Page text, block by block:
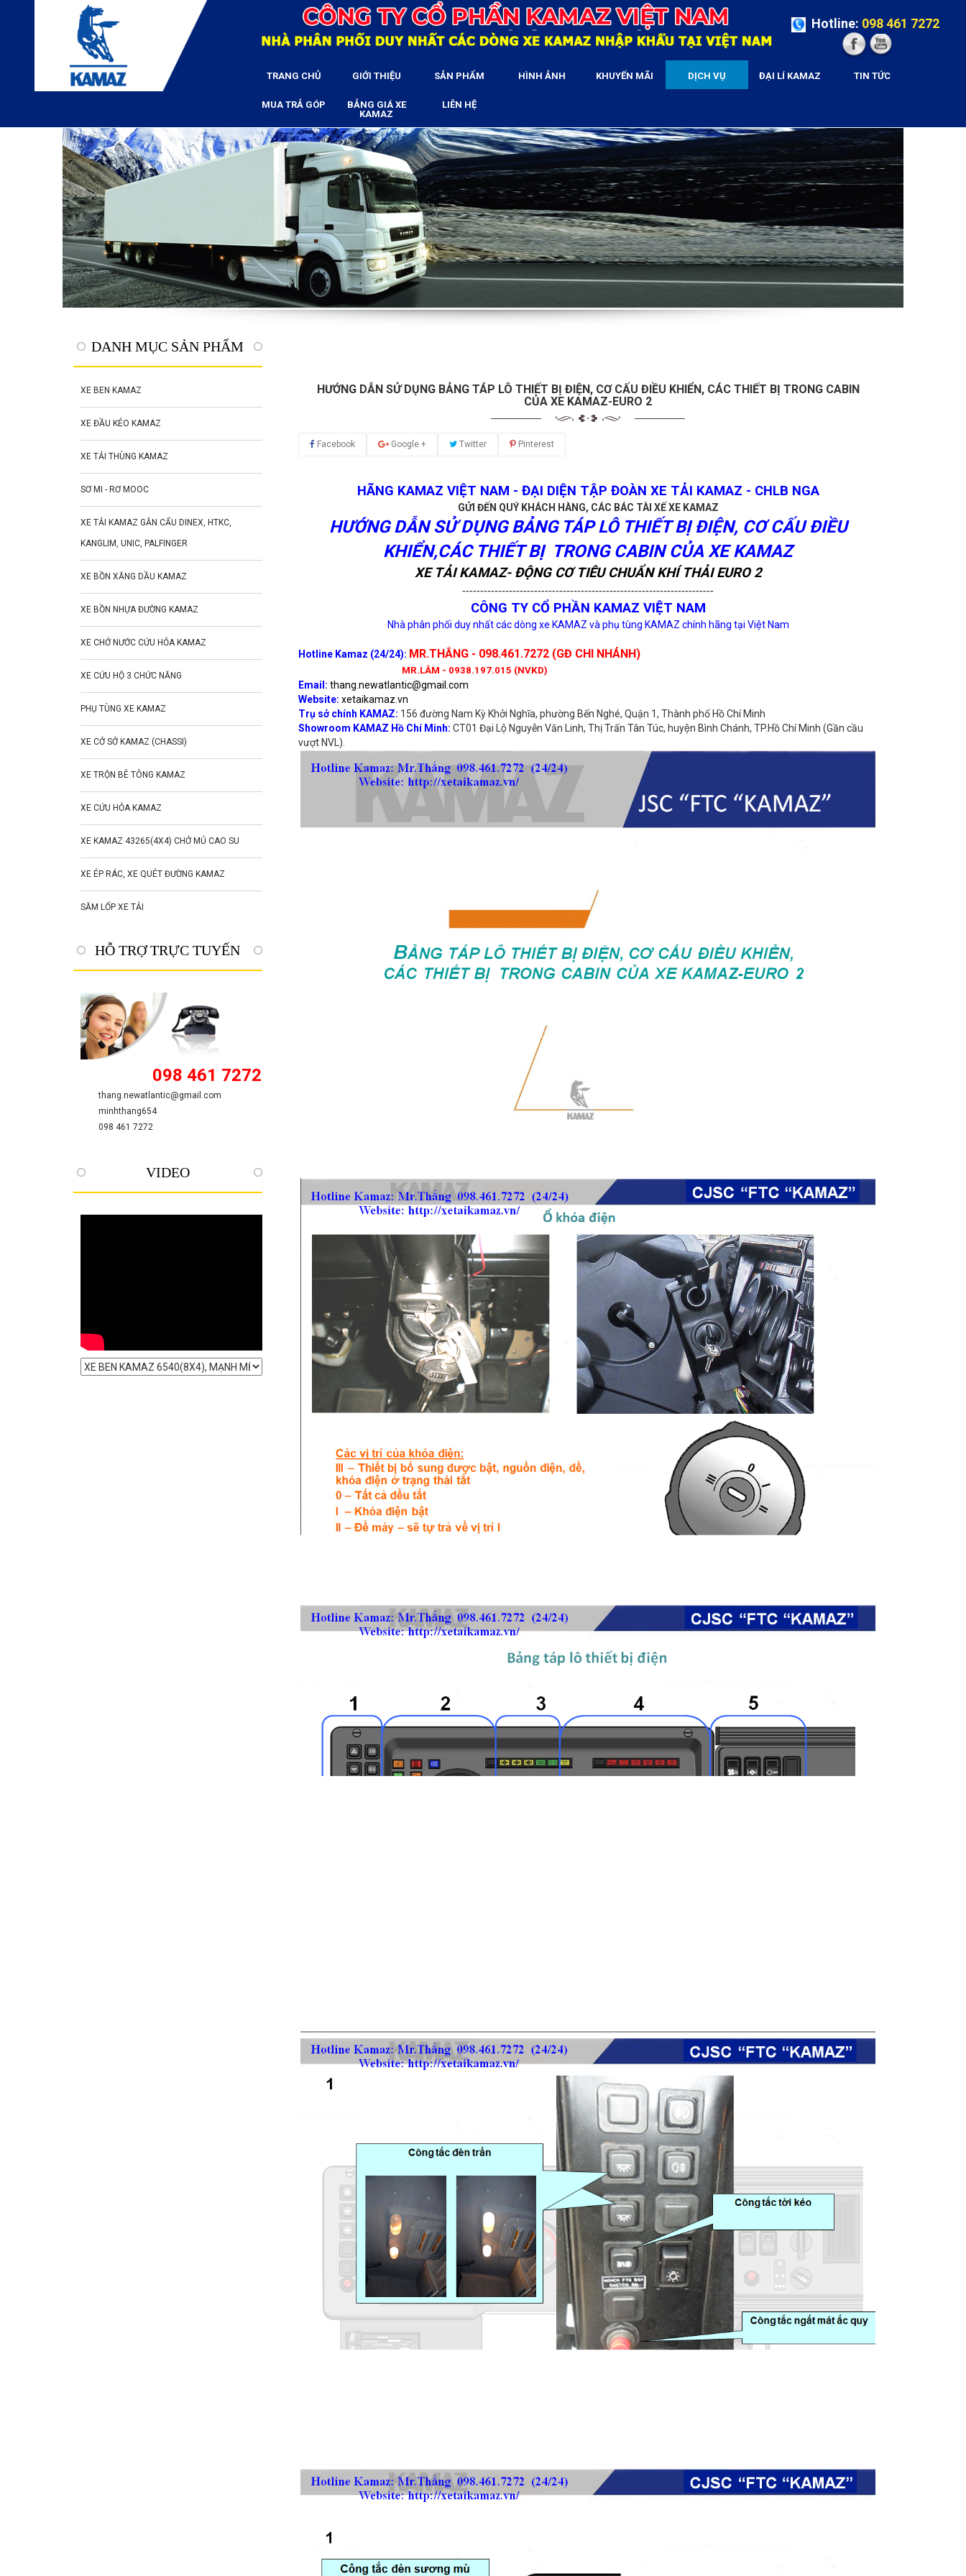
Hotline: 098 461 7272
TRANG CHỦ GIỚI THIỆU SẢN PHẨM HÌNH ẢNH KHUYẾN MÃI DỊCH VỤ ĐẠI LÍ KAMAZ TIN TỨC
MUA TRẢ GÓP
BẢNG GIÁ XE
KAMAZ
LIÊN HỆ
DANH MỤC SẢN PHẨM
XE BEN KAMAZ
XE ĐẦU KÉO KAMAZ
XE TẢI THÙNG KAMAZ
SƠ MI - RƠ MOOC
XE TẢI KAMAZ GẮN CẨU DINEX, HTKC,
KANGLIM, UNIC, PALFINGER
XE BỒN XĂNG DẦU KAMAZ
XE BỒN NHỰA ĐƯỜNG KAMAZ
XE CHỞ NƯỚC CỨU HỎA KAMAZ
XE CỨU HỘ 3 CHỨC NĂNG
PHỤ TÙNG XE KAMAZ
XE CỞ SỞ KAMAZ (CHASSI)
XE TRỘN BÊ TÔNG KAMAZ
XE CỨU HỎA KAMAZ
XE KAMAZ 43265(4X4) CHỞ MỦ CAO SU
XE ÉP RÁC, XE QUÉT ĐƯỜNG KAMAZ
SĂM LỐP XE TẢI
HỖ TRỢ TRỰC TUYẾN
098 461 7272
thang.newatlantic@gmail.com
minhthang654
098 461 7272
VIDEO
HƯỚNG DẪN SỬ DỤNG BẢNG TÁP LÔ THIẾT BỊ ĐIỆN, CƠ CẤU ĐIỀU KHIỂN, CÁC THIẾT BỊ TRONG CABIN
CỦA XE KAMAZ-EURO 2
Facebook Google + Twitter Pinterest
HÃNG KAMAZ VIỆT NAM - ĐẠI DIỆN TẬP ĐOÀN XE TẢI KAMAZ - CHLB NGA
GỬI ĐẾN QUÝ KHÁCH HÀNG, CÁC BÁC TÀI XẾ XE KAMAZ
HƯỚNG DẪN SỬ DỤNG BẢNG TÁP LÔ THIẾT BỊ ĐIỆN, CƠ CẤU ĐIỀU
KHIỂN,CÁC THIẾT BỊ TRONG CABIN CỦA XE KAMAZ
XE TẢI KAMAZ- ĐỘNG CƠ TIÊU CHUẨN KHÍ THẢI EURO 2
----------------------------------------------------------------------
CÔNG TY CỔ PHẦN KAMAZ VIỆT NAM
Nhà phân phối duy nhất các dòng xe KAMAZ và phụ tùng KAMAZ chính hãng tại Việt Nam
Hotline Kamaz (24/24): MR.THẮNG - 098.461.7272 (GĐ CHI NHÁNH)
MR.LÂM - 0938.197.015 (NVKD)
Email: thang.newatlantic@gmail.com
Website: xetaikamaz.vn
Trụ sở chính KAMAZ: 156 đường Nam Kỳ Khởi Nghĩa, phường Bến Nghé, Quận 1, Thành phố Hồ Chí Minh
Showroom KAMAZ Hồ Chí Minh: CT01 Đại Lộ Nguyễn Văn Linh, Thị Trấn Tân Túc, huyện Bình Chánh, TP.Hồ Chí Minh (Gần cầu
vượt NVL).